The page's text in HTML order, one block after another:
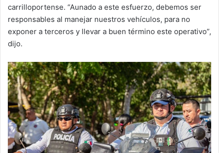
carrilloportense. “Aunado a este esfuerzo, debemos ser
responsables al manejar nuestros vehículos, para no
exponer a terceros y llevar a buen término este operativo”,
dijo.